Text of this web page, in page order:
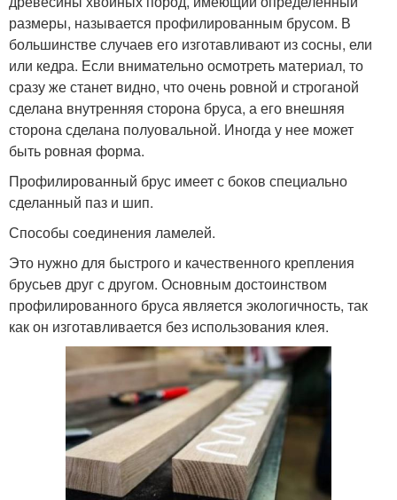
размеры, называется профилированным брусом. В
большинстве случаев его изготавливают из сосны, ели
или кедра. Если внимательно осмотреть материал, то
сразу же станет видно, что очень ровной и строганой
сделана внутренняя сторона бруса, а его внешняя
сторона сделана полуовальной. Иногда у нее может
быть ровная форма.
Профилированный брус имеет с боков специально
сделанный паз и шип.
Способы соединения ламелей.
Это нужно для быстрого и качественного крепления
брусьев друг с другом. Основным достоинством
профилированного бруса является экологичность, так
как он изготавливается без использования клея.